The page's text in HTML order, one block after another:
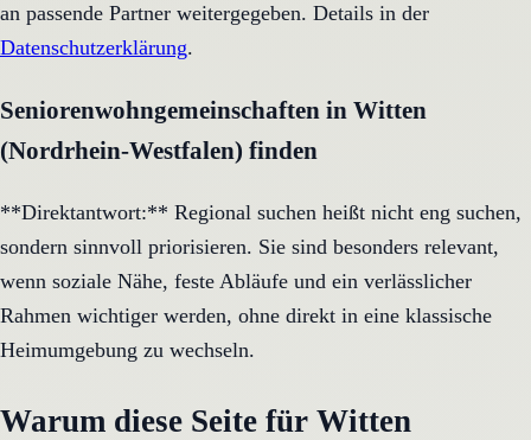
an passende Partner weitergegeben. Details in der
Datenschutzerklärung.
Seniorenwohngemeinschaften in Witten
(Nordrhein-Westfalen) finden
**Direktantwort:** Regional suchen heißt nicht eng suchen,
sondern sinnvoll priorisieren. Sie sind besonders relevant,
wenn soziale Nähe, feste Abläufe und ein verlässlicher
Rahmen wichtiger werden, ohne direkt in eine klassische
Heimumgebung zu wechseln.
Warum diese Seite für Witten